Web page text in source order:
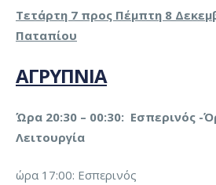
Τετάρτη 7 προς Πέμπτη 8
Παταπίου
ΑΓΡΥΠΝΙΑ
Ώρα 20:30 – 00:30: Εσπερινός -
Λειτουργία
ώρα 17:00: Εσπερινός